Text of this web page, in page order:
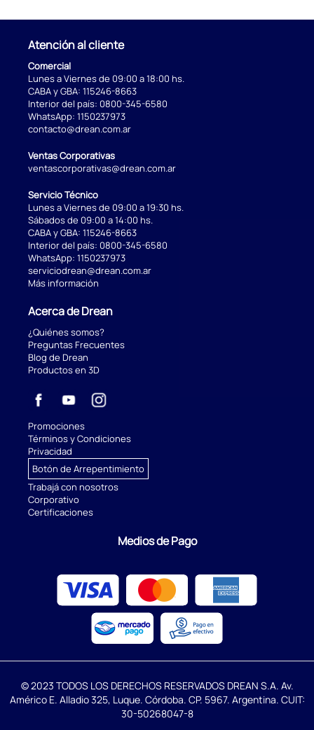
Atención al cliente
Comercial
Lunes a Viernes de 09:00 a 18:00 hs.
CABA y GBA: 115246-8663
Interior del país: 0800-345-6580
WhatsApp: 1150237973
contacto@drean.com.ar
Ventas Corporativas
ventascorporativas@drean.com.ar
Servicio Técnico
Lunes a Viernes de 09:00 a 19:30 hs.
Sábados de 09:00 a 14:00 hs.
CABA y GBA: 115246-8663
Interior del país: 0800-345-6580
WhatsApp: 1150237973
serviciodrean@drean.com.ar
Más información
Acerca de Drean
¿Quiénes somos?
Preguntas Frecuentes
Blog de Drean
Productos en 3D
Promociones
Términos y Condiciones
Privacidad
Botón de Arrepentimiento
Trabajá con nosotros
Corporativo
Certificaciones
Medios de Pago
© 2023 TODOS LOS DERECHOS RESERVADOS DREAN S.A. Av.
Américo E. Alladio 325, Luque. Córdoba. CP. 5967. Argentina. CUIT:
30-50268047-8